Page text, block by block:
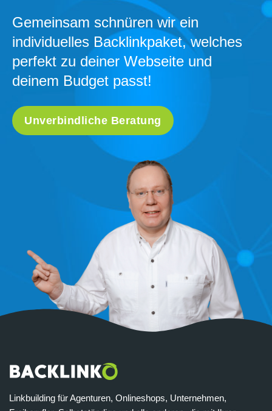
Gemeinsam schnüren wir ein
individuelles Backlinkpaket, welches
perfekt zu deiner Webseite und
deinem Budget passt!
Unverbindliche Beratung
Linkbuilding für Agenturen, Onlineshops, Unternehmen,